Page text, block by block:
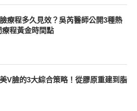
療程多久見效？吳芮醫師公開3種熱
療程黃金時間點
V臉的3大綜合策略！從膠原重建到脂